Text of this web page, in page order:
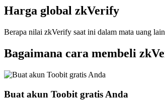
Harga global zkVerify
Berapa nilai zkVerify saat ini dalam mata uang
Bagaimana cara membeli
Buat akun Toobit gratis Anda